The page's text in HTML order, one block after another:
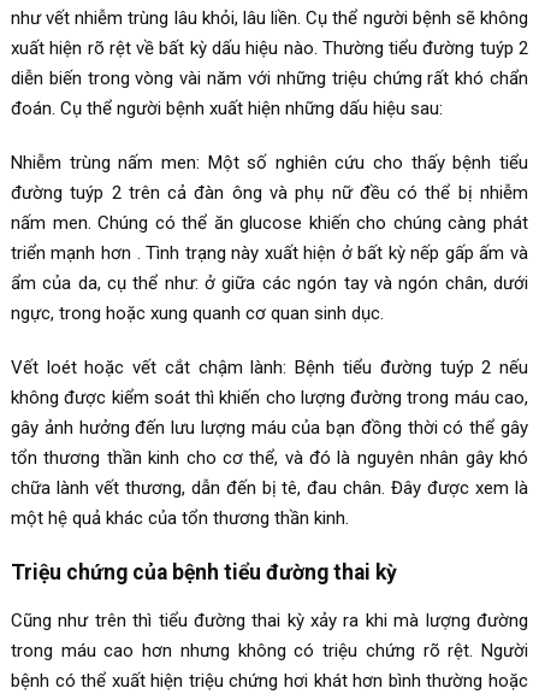
như vết nhiễm trùng lâu khỏi, lâu liền. Cụ thể người bệnh sẽ không
xuất hiện rõ rệt về bất kỳ dấu hiệu nào. Thường tiểu đường tuýp 2
diễn biến trong vòng vài năm với những triệu chứng rất khó chẩn
đoán. Cụ thể người bệnh xuất hiện những dấu hiệu sau:
Nhiễm trùng nấm men: Một số nghiên cứu cho thấy bệnh tiểu
đường tuýp 2 trên cả đàn ông và phụ nữ đều có thể bị nhiễm
nấm men. Chúng có thể ăn glucose khiến cho chúng càng phát
triển mạnh hơn . Tình trạng này xuất hiện ở bất kỳ nếp gấp ấm và
ẩm của da, cụ thể như: ở giữa các ngón tay và ngón chân, dưới
ngực, trong hoặc xung quanh cơ quan sinh dục.
Vết loét hoặc vết cắt chậm lành: Bệnh tiểu đường tuýp 2 nếu
không được kiểm soát thì khiến cho lượng đường trong máu cao,
gây ảnh hưởng đến lưu lượng máu của bạn đồng thời có thể gây
tổn thương thần kinh cho cơ thể, và đó là nguyên nhân gây khó
chữa lành vết thương, dẫn đến bị tê, đau chân. Đây được xem là
một hệ quả khác của tổn thương thần kinh.
Triệu chứng của bệnh tiểu đường thai kỳ
Cũng như trên thì tiểu đường thai kỳ xảy ra khi mà lượng đường
trong máu cao hơn nhưng không có triệu chứng rõ rệt. Người
bệnh có thể xuất hiện triệu chứng hơi khát hơn bình thường hoặc